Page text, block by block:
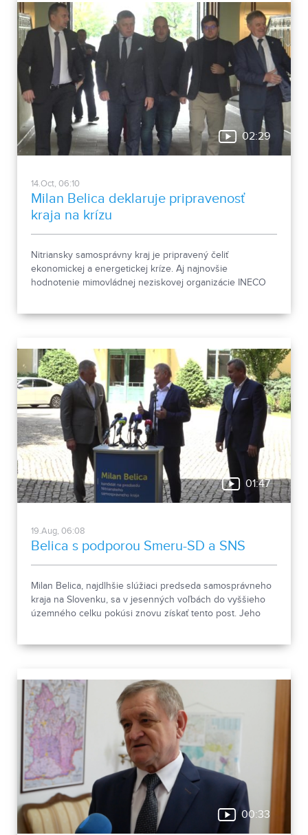
02:29
14.Oct, 06:10
Milan Belica deklaruje pripravenosť
kraja na krízu
Nitriansky samosprávny kraj je pripravený čeliť
ekonomickej a energetickej kríze. Aj najnovšie
hodnotenie mimovládnej neziskovej organizácie INECO
01:47
19.Aug, 06:08
Belica s podporou Smeru-SD a SNS
Milan Belica, najdlhšie slúžiaci predseda samosprávneho
kraja na Slovenku, sa v jesenných voľbách do vyššieho
územného celku pokúsi znovu získať tento post. Jeho
00:33